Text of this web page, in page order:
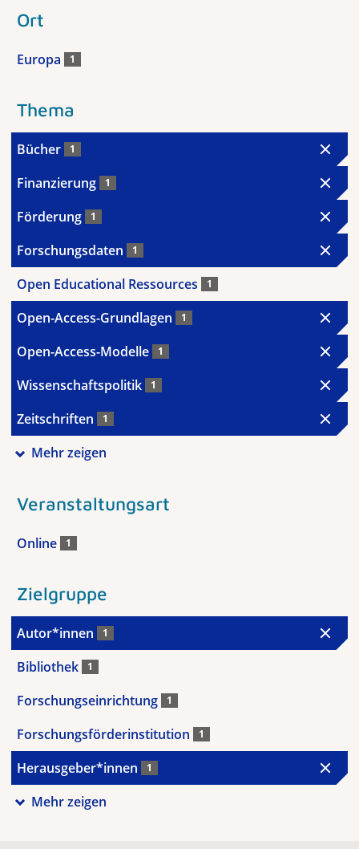
Ort
Europa 1
Thema
Bücher 1
Finanzierung 1
Förderung 1
Forschungsdaten 1
Open Educational Ressources 1
Open-Access-Grundlagen 1
Open-Access-Modelle 1
Wissenschaftspolitik 1
Zeitschriften 1
Mehr zeigen
Veranstaltungsart
Online 1
Zielgruppe
Autor*innen 1
Bibliothek 1
Forschungseinrichtung 1
Forschungsförderinstitution 1
Herausgeber*innen 1
Mehr zeigen